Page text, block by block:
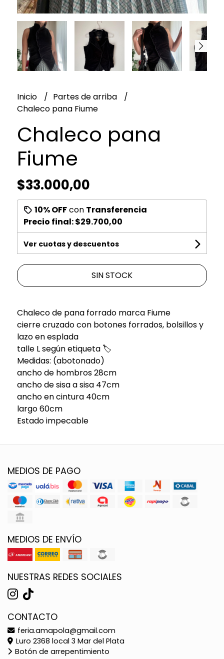
Inicio
Partes de arriba
Chaleco pana Fiume
Chaleco pana
Fiume
$33.000,00
10% OFFcon Transferencia
Precio final:$29.700,00
Ver cuotas y descuentos
SIN STOCK
Chaleco de pana forrado marca Fiume
cierre cruzado con botones forrados, bolsillos y
lazo en esplada
talle L según etiqueta 🏷️
Medidas: (abotonado)
ancho de hombros 28cm
ancho de sisa a sisa 47cm
ancho en cintura 40cm
largo 60cm
Estado impecable
MEDIOS DE PAGO
MEDIOS DE ENVÍO
NUESTRAS REDES SOCIALES
CONTACTO
feria.amapola@gmail.com
Luro 2368 local 3 Mar del Plata
Botón de arrepentimiento